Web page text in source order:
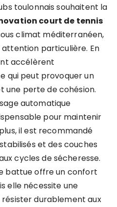
toulonnais souhaitent la
court de tennis
climat méditerranéen,
particulière. En
accélèrent
qui peut provoquer un
une perte de cohésion.
automatique
pour maintenir
il est recommandé
et des couches
cycles de sécheresse.
battue offre un confort
elle nécessite une
durablement aux